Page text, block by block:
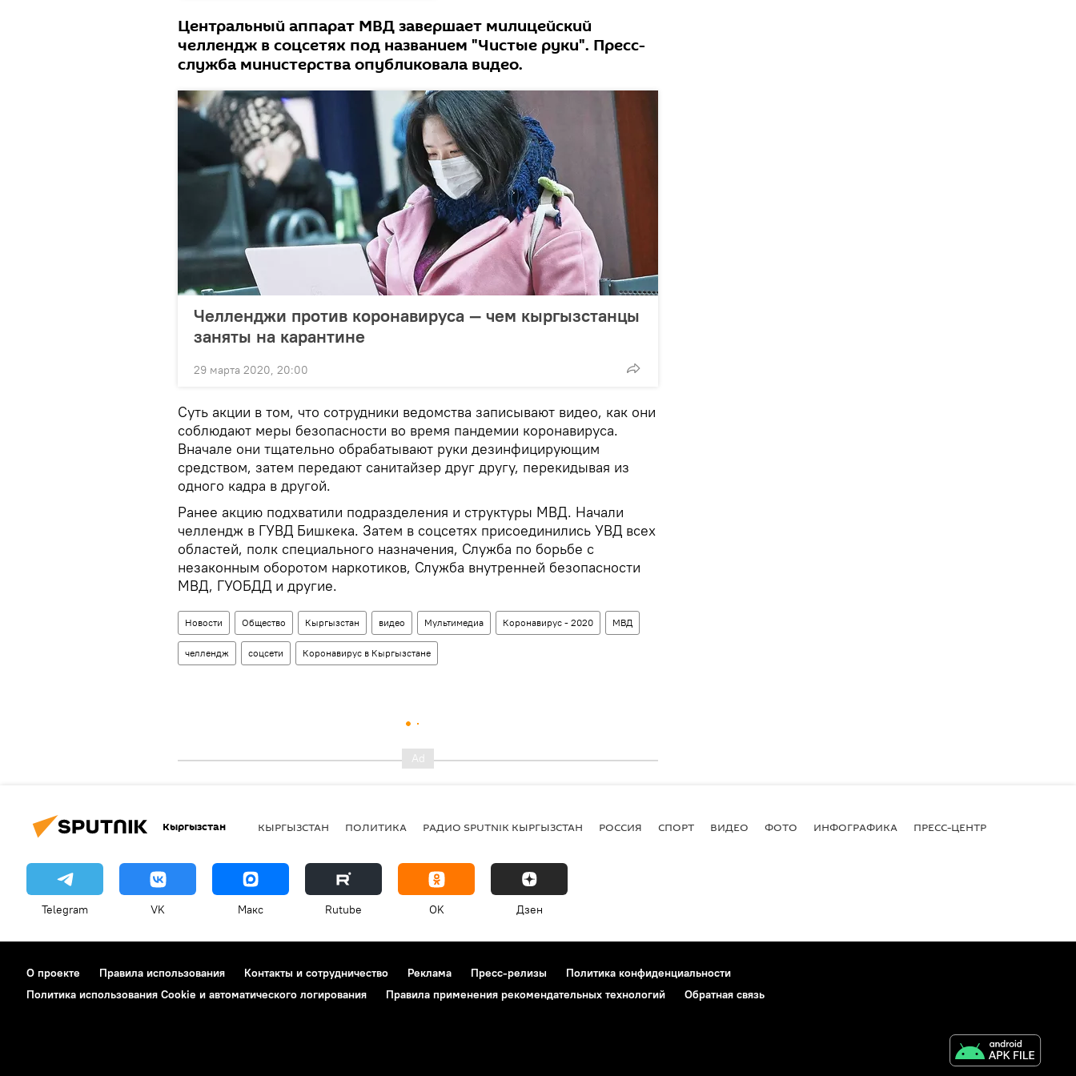
Центральный аппарат МВД завершает милицейский
челлендж в соцсетях под названием "Чистые руки". Пресс-
служба министерства опубликовала видео.
Челленджи против коронавируса — чем кыргызстанцы
заняты на карантине
29 марта 2020, 20:00
Суть акции в том, что сотрудники ведомства записывают видео, как они
соблюдают меры безопасности во время пандемии коронавируса.
Вначале они тщательно обрабатывают руки дезинфицирующим
средством, затем передают санитайзер друг другу, перекидывая из
одного кадра в другой.
Ранее акцию подхватили подразделения и структуры МВД. Начали
челлендж в ГУВД Бишкека. Затем в соцсетях присоединились УВД всех
областей, полк специального назначения, Служба по борьбе с
незаконным оборотом наркотиков, Служба внутренней безопасности
МВД, ГУОБДД и другие.
Новости Общество Кыргызстан видео Мультимедиа Коронавирус - 2020 МВД
челлендж соцсети Коронавирус в Кыргызстане
Кыргызстан КЫРГЫЗСТАН ПОЛИТИКА РАДИО SPUTNIK КЫРГЫЗСТАН РОССИЯ СПОРТ ВИДЕО ФОТО ИНФОГРАФИКА ПРЕСС-ЦЕНТР
Telegram VK Макс Rutube OK Дзен
О проекте Правила использования Контакты и сотрудничество Реклама Пресс-релизы
Политика конфиденциальности
Политика использования Cookie и автоматического логирования
Правила применения рекомендательных технологий Обратная связь